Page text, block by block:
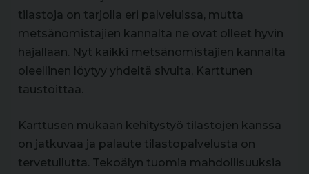
tilastoja on tarjolla eri palveluissa, mutta
metsänomistajien kannalta ne ovat olleet hyvin
hajallaan. Nyt kaikki metsänomistajien kannalta
oleellinen löytyy yhdeltä sivulta, Karttunen
taustoittaa.
Karttusen mukaan kehitystyö tilastojen kanssa
on jatkuvaa ja palaute tilastopalvelusta on
tervetullutta. Tekoälyn tuomia mahdollisuuksia